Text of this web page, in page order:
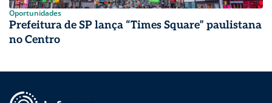
Oportunidades
Prefeitura de SP lança “Times Square” paulistana
no Centro